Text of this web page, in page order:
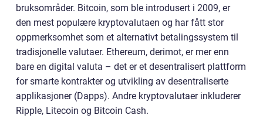
bruksområder. Bitcoin, som ble introdusert i 2009, er
den mest populære kryptovalutaen og har fått stor
oppmerksomhet som et alternativt betalingssystem til
tradisjonelle valutaer. Ethereum, derimot, er mer enn
bare en digital valuta – det er et desentralisert plattform
for smarte kontrakter og utvikling av desentraliserte
applikasjoner (Dapps). Andre kryptovalutaer inkluderer
Ripple, Litecoin og Bitcoin Cash.